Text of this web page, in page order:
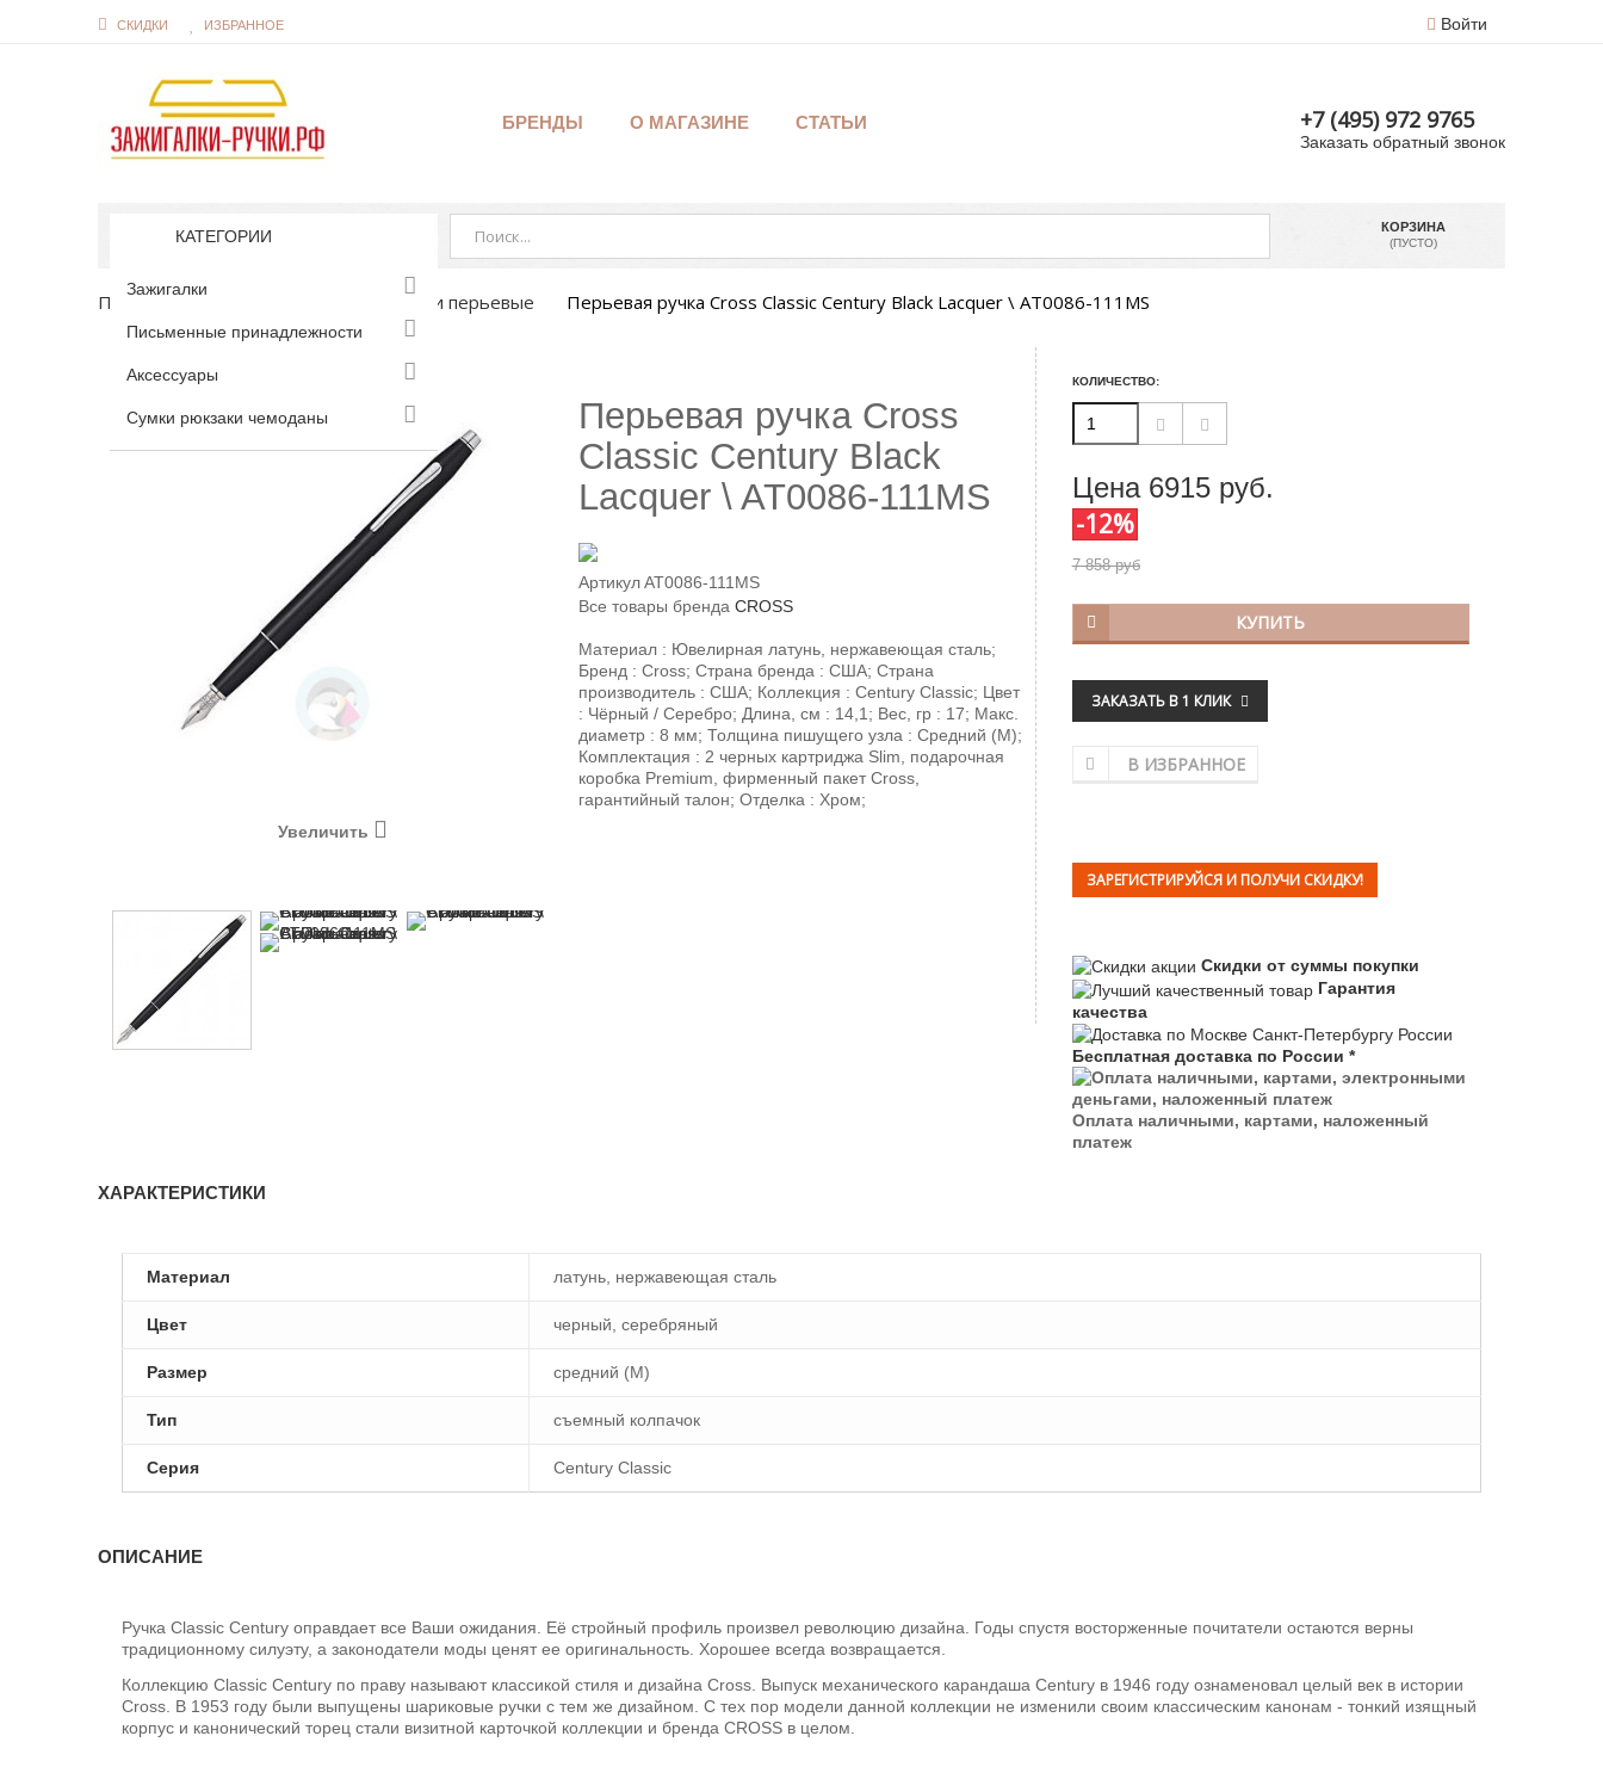
СКИДКИ ИЗБРАННОЕ Войти
БРЕНДЫ О МАГАЗИНЕ СТАТЬИ +7 (495) 972 9765
Заказать обратный звонок
КАТЕГОРИИ
Зажигалки
Письменные принадлежности
Аксессуары
Сумки рюкзаки чемоданы
КОРЗИНА
(ПУСТО)
Письменные принадлежности Ручки перьевые Перьевая ручка Cross Classic Century Black Lacquer \ AT0086-111MS
Увеличить
Перьевая ручка Cross
Classic Century Black
Lacquer \ AT0086-111MS
Артикул AT0086-111MS
Все товары бренда CROSS
Материал : Ювелирная латунь, нержавеющая сталь;
Бренд : Cross; Страна бренда : США; Страна
производитель : США; Коллекция : Century Classic; Цвет
: Чёрный / Серебро; Длина, см : 14,1; Вес, гр : 17; Макс.
диаметр : 8 мм; Толщина пишущего узла : Средний (М);
Комплектация : 2 черных картриджа Slim, подарочная
коробка Premium, фирменный пакет Cross,
гарантийный талон; Отделка : Хром;
КОЛИЧЕСТВО:
Цена 6915руб.
-12%
7 858 руб
КУПИТЬ
ЗАКАЗАТЬ В 1 КЛИК
В ИЗБРАННОЕ
ЗАРЕГИСТРИРУЙСЯ И ПОЛУЧИ СКИДКУ!
Скидки от суммы покупки
Гарантия
качества
Бесплатная доставка по России *
Оплата наличными, картами, наложенный
платеж
ХАРАКТЕРИСТИКИ
Материал латунь, нержавеющая сталь
Цвет черный, серебряный
Размер средний (M)
Тип съемный колпачок
Серия Century Classic
ОПИСАНИЕ
Ручка Classic Century оправдает все Ваши ожидания. Её стройный профиль произвел революцию дизайна. Годы спустя восторженные почитатели остаются верны
традиционному силуэту, а законодатели моды ценят ее оригинальность. Хорошее всегда возвращается.
Коллекцию Classic Century по праву называют классикой стиля и дизайна Cross. Выпуск механического карандаша Century в 1946 году ознаменовал целый век в истории
Cross. В 1953 году были выпущены шариковые ручки с тем же дизайном. С тех пор модели данной коллекции не изменили своим классическим канонам - тонкий изящный
корпус и канонический торец стали визитной карточкой коллекции и бренда CROSS в целом.